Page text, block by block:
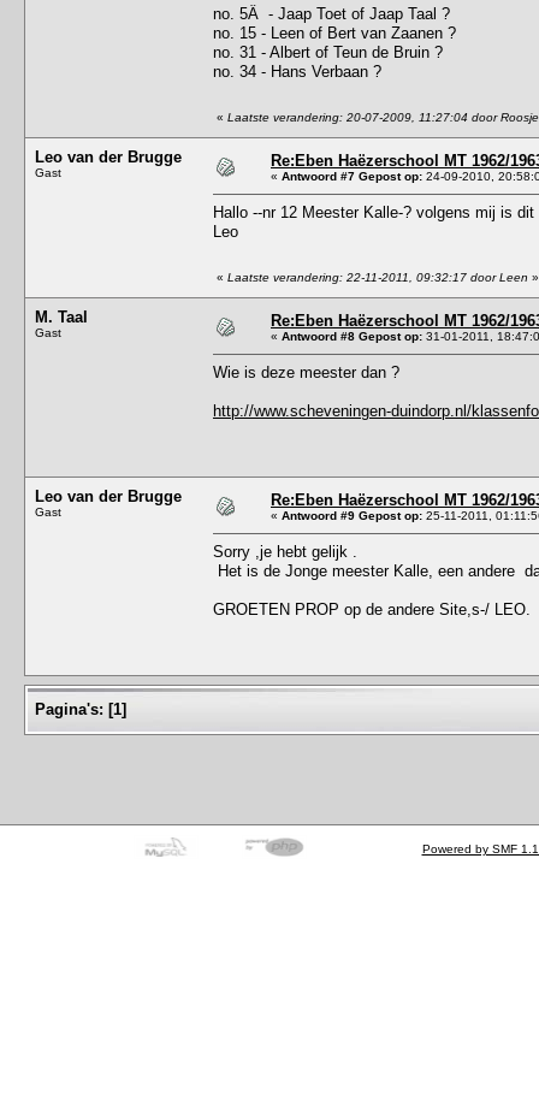
no. 5Â - Jaap Toet of Jaap Taal ?
no. 15 - Leen of Bert van Zaanen ?
no. 31 - Albert of Teun de Bruin ?
no. 34 - Hans Verbaan ?
« Laatste verandering: 20-07-2009, 11:27:04 door Roosje
Leo van der Brugge
Gast
Re:Eben Haëzerschool MT 1962/
« Antwoord #7 Gepost op: 24-09-2010,
Hallo --nr 12 Meester Kalle-? volgens mij is
Leo
« Laatste verandering: 22-11-2011, 09:32:17 door Leen »
M. Taal
Gast
Re:Eben Haëzerschool MT 1962/
« Antwoord #8 Gepost op: 31-01-2011,
Wie is deze meester dan ?
http://www.scheveningen-duindorp.nl/
Leo van der Brugge
Gast
Re:Eben Haëzerschool MT 1962/
« Antwoord #9 Gepost op: 25-11-2011,
Sorry ,je hebt gelijk .
Het is de Jonge meester Kalle, een andere
GROETEN PROP op de andere Site,s-/ LEO.
Pagina's: [1]
Powered by SMF